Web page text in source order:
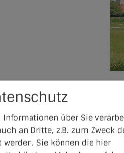
Informationen über Sie
an Dritte, z.B. zum Zweck
Sie können die hier